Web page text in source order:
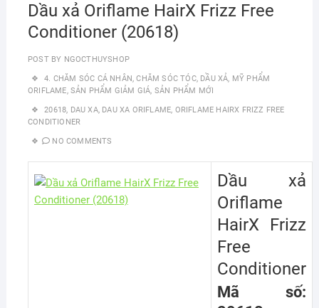
Dầu xả Oriflame HairX Frizz Free
Conditioner (20618)
POST BY NGOCTHUYSHOP
4. CHĂM SÓC CÁ NHÂN,CHĂM SÓC TÓC, DẦU XẢ, MỸ PHẨM
ORIFLAME, SẢN PHẨM GIẢM GIÁ, SẢN PHẨM MỚI
20618, DAU XA, DAU XA ORIFLAME, ORIFLAME HAIRX FRIZZ FREE
CONDITIONER
NO COMMENTS
Dầu xả
Oriflame
HairX Frizz
Free
Conditioner
Mã số: